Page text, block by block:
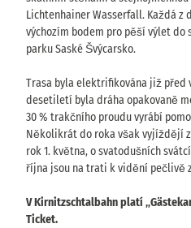
Lichtenhainer Wasserfall. Každá z
výchozím bodem pro pěší výlet
parku Saské Švýcarsko.
Trasa byla elektrifikována již před
desetiletí byla dráha opakovaně
30 % trakčního proudu vyrábí
Několikrát do roka však vyjíždějí
rok 1. května, o svatodušních
října jsou na trati k vidění pečlivě
V Kirnitzschtalbahn platí
Ticket.